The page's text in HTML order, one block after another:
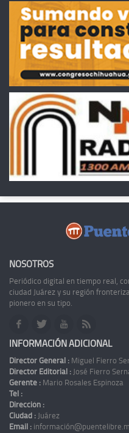
NOSOTROS
Periódico digital en tiempo real,
ciudad Juárez y su región
pionero en su tipo.
INFORMACIÓN ADICIONAL
Director General : Miguel Fierro
Director Editorial : José Fierro
Gerente : Mario Rosales Espinoza
Tel :
Dirección :
Ciudad : Juárez
Email :